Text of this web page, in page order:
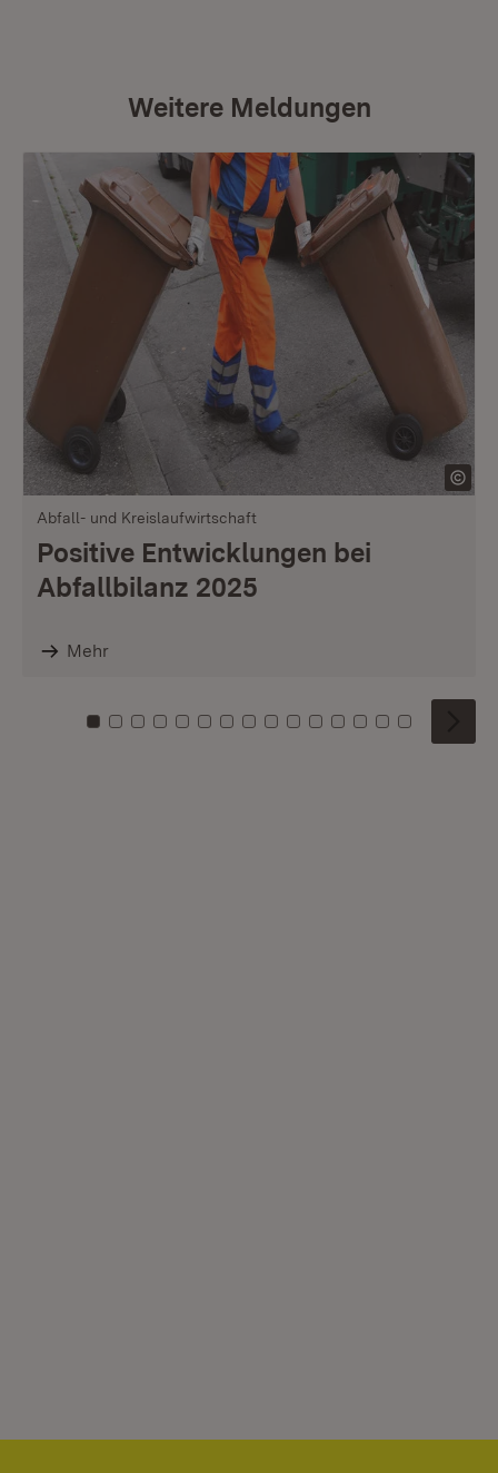
Weitere Meldungen
Abfall- und Kreislaufwirtschaft
Positive Entwicklungen bei
Abfallbilanz 2025
Mehr
Zu Kachel: 0
Zu Kachel: 1
Zu Kachel: 2
Zu Kachel: 3
Zu Kachel: 4
Zu Kachel: 5
Zu Kachel: 6
Zu Kachel: 7
Zu Kachel: 8
Zu Kachel: 9
Zu Kachel: 10
Zu Kachel: 11
Zu Kachel: 12
Zu Kachel:
Zu